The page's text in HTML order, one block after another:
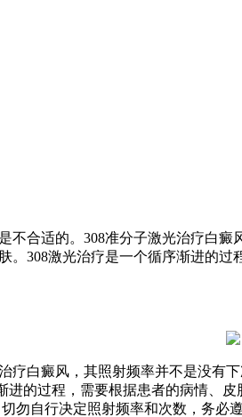
不合适的。308准分子激光治疗白
。308激光治疗是一个循序渐进的过
疗白癜风，其照射频率并不是没
的过程，需要根据患者的病情、
勿自行决定照射频率和次数，务必遵